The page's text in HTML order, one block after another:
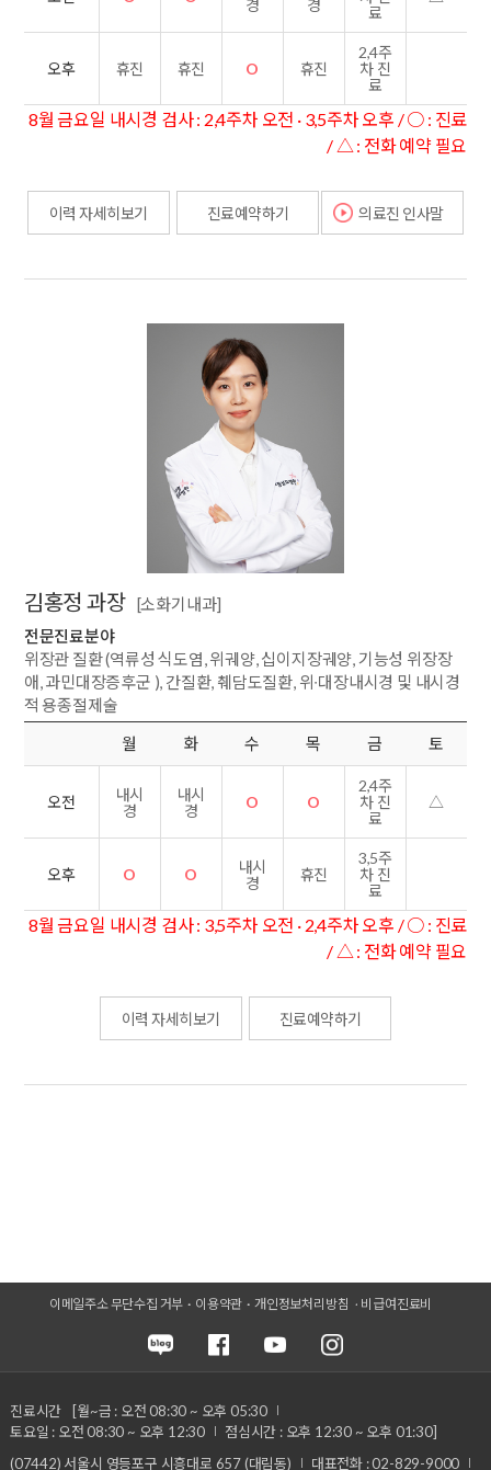
경
경
료
오후 휴진 휴진 O 휴진
2,4주
차 진
료
8월 금요일 내시경 검사 : 2,4주차 오전 · 3,5주차 오후 / ○ : 진료
/ △ : 전화 예약 필요
이력 자세히보기 진료예약하기 의료진 인사말
김홍정 과장 [소화기내과]
전문진료분야
위장관 질환 (역류성 식도염, 위궤양, 십이지장궤양, 기능성 위장장
애, 과민대장증후군 ), 간질환, 췌담도질환, 위∙대장내시경 및 내시경
적 용종절제술
월
화 수 목 금 토
오전
내시
경
내시
경
O O
2,4주
차 진
료
△
오후 O O
내시
경
휴진
3,5주
차 진
료
8월 금요일 내시경 검사 : 3,5주차 오전 · 2,4주차 오후 / ○ : 진료
/ △ : 전화 예약 필요
이력 자세히보기 진료예약하기
이메일주소 무단수집 거부 이용약관 개인정보처리방침 비급여진료비
진료시간
[월~금 : 오전 08:30 ~ 오후 05:30
토요일 : 오전 08:30 ~ 오후 12:30
점심시간 : 오후 12:30 ~ 오후 01:30]
(07442) 서울시 영등포구 시흥대로 657 (대림동)
대표전화 : 02-829-9000